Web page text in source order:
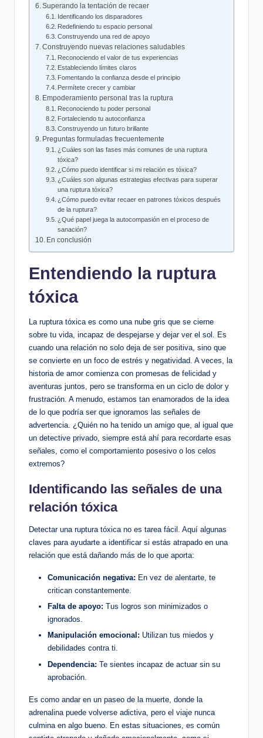
Superando la tentación de recaer
Identificando los disparadores
Redefiniendo tu espacio personal
Construyendo una red de apoyo
Construyendo nuevas relaciones saludables
Reconociendo el valor de tus experiencias
Estableciendo límites claros
Fomentando la confianza desde el principio
Permítete crecer y cambiar
Empoderamiento personal tras la ruptura
Reconociendo tu poder personal
Fortaleciendo tu autoconfianza
Construyendo un futuro brillante
Preguntas formuladas frecuentemente
¿Cuáles son las fases más comunes de una ruptura
tóxica?
¿Cómo puedo identificar si mi relación es tóxica?
¿Cuáles son algunas estrategias efectivas para superar
una ruptura tóxica?
¿Cómo puedo evitar recaer en patrones tóxicos después
de la ruptura?
¿Qué papel juega la autocompasión en el proceso de
sanación?
En conclusión
Entendiendo la ruptura
tóxica
La ruptura tóxica es como una nube gris que se cierne
sobre tu vida, incapaz de despejarse y dejar ver el sol. Es
cuando una relación no solo deja de ser positiva, sino que
se convierte en un foco de estrés y negatividad. A veces, la
historia de amor comienza con promesas de felicidad y
aventuras juntos, pero se transforma en un ciclo de dolor y
frustración. A menudo, estamos tan enamorados de la idea
de lo que podría ser que ignoramos las señales de
advertencia. ¿Quién no ha tenido un amigo que, al igual que
un detective privado, siempre está ahí para recordarte esas
señales, como el comportamiento posesivo o los celos
extremos?
Identificando las señales de una
relación tóxica
Detectar una ruptura tóxica no es tarea fácil. Aquí algunas
claves para ayudarte a identificar si estás atrapado en una
relación que está dañando más de lo que aporta:
Comunicación negativa: En vez de alentarte, te
critican constantemente.
Falta de apoyo: Tus logros son minimizados o
ignorados.
Manipulación emocional: Utilizan tus miedos y
debilidades contra ti.
Dependencia: Te sientes incapaz de actuar sin su
aprobación.
Es como andar en un paseo de la muerte, donde la
adrenalina puede volverse adictiva, pero el viaje nunca
culmina en algo bueno. En estas situaciones, es común